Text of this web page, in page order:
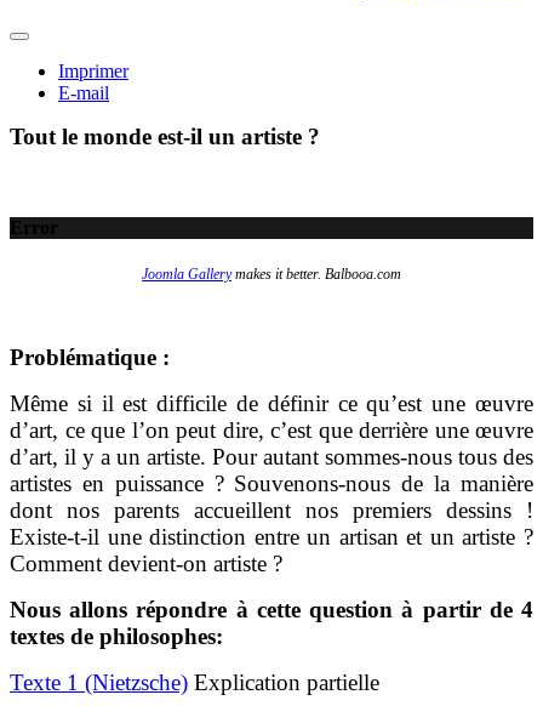
Imprimer
E-mail
Tout le monde est-il un artiste ?
Error
Joomla Gallerymakes it better. Balbooa.com
Problématique :
Même si il est difficile de définir ce qu’est une œuvre
d’art, ce que l’on peut dire, c’est que derrière une œuvre
d’art, il y a un artiste. Pour autant sommes-nous tous des
artistes en puissance ? Souvenons-nous de la manière
dont nos parents accueillent nos premiers dessins !
Existe-t-il une distinction entre un artisan et un artiste ?
Comment devient-on artiste ?
Nous allons répondre à cette question à partir de 4
textes de philosophes:
Texte 1 (Nietzsche) Explication partielle